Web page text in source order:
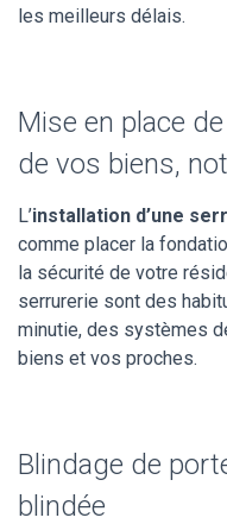
les meilleurs délais.
Mise en place
de vos biens,
L’installation d’une
comme placer la
la sécurité de votre
serrurerie sont des
minutie, des systèmes
biens et vos proches.
Blindage de
blindée